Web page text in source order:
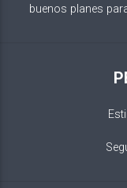
buenos planes